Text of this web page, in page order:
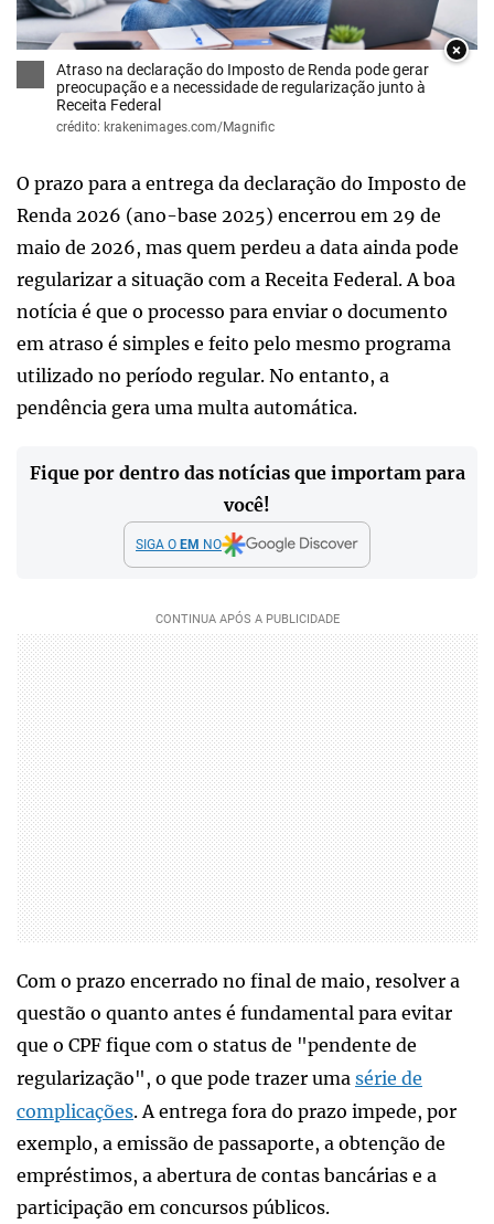
×
Atraso na declaração do Imposto de Renda pode gerar
preocupação e a necessidade de regularização junto à
Receita Federal
crédito: krakenimages.com/Magnific
O prazo para a entrega da declaração do Imposto de
Renda 2026 (ano-base 2025) encerrou em 29 de
maio de 2026, mas quem perdeu a data ainda pode
regularizar a situação com a Receita Federal. A boa
notícia é que o processo para enviar o documento
em atraso é simples e feito pelo mesmo programa
utilizado no período regular. No entanto, a
pendência gera uma multa automática.
Fique por dentro das notícias que importam para
você!
SIGA O EM NO
Com o prazo encerrado no final de maio, resolver a
questão o quanto antes é fundamental para evitar
que o CPF fique com o status de "pendente de
regularização", o que pode trazer uma série de
complicações. A entrega fora do prazo impede, por
exemplo, a emissão de passaporte, a obtenção de
empréstimos, a abertura de contas bancárias e a
participação em concursos públicos.